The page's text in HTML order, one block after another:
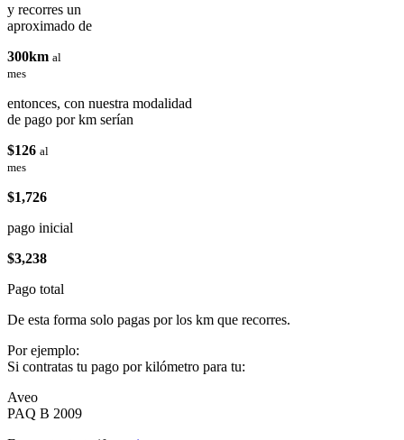
y recorres un
aproximado de
300km al
mes
entonces, con nuestra modalidad
de pago por km serían
$126 al
mes
$1,726
pago inicial
$3,238
Pago total
De esta forma solo pagas por los km que recorres.
Por ejemplo:
Si contratas tu pago por kilómetro para tu:
Aveo
PAQ B 2009